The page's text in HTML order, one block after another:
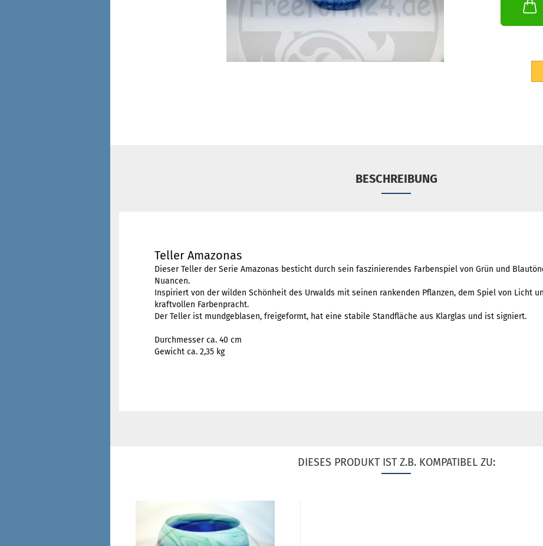
BESCHREIBUNG
Teller Amazonas
Dieser Teller der Serie Amazonas besticht durch sein faszinierendes Farbenspiel von Grün und
Nuancen.
Inspiriert von der wilden Schönheit des Urwalds mit seinen rankenden Pflanzen, dem Spiel von Licht
kraftvollen Farbenpracht.
Der Teller ist mundgeblasen, freigeformt, hat eine stabile Standfläche aus Klarglas und ist signiert.
Durchmesser ca. 40 cm
Gewicht ca. 2,35 kg
DIESES PRODUKT IST Z.B. KOMPATIBEL ZU: